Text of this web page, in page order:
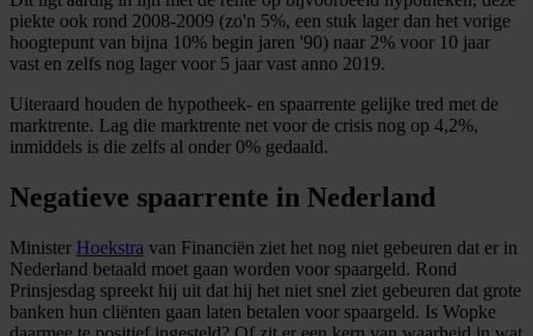
piekte ook rond 2008-2009 (zo'n 5%, een stuk lager dan het vorige
hoogtepunt van bijna 10% begin jaren '90) naar 2% voor 10 jaar
vast en zelfs nog lager voor 5 jaar vast anno 2019.
Uiteraard houden de hypotheek- en spaarrente gelijke tred met de
marktrente. Lag die marktrente net voor de crisis nog op 4,2%,
inmiddels is die zelfs al onder 0% gedaald.
Negatieve spaarrente in Nederland
Minister Hoekstra van Financiën ziet het nog niet gebeuren dat er in
Nederland betaald moet gaan worden voor spaargeld. Rond
Prinsjesdag spreekt hij uit dat hij het niet snel ziet gebeuren dat grote
banken hun cliënten gaan laten betalen voor spaargeld. Is Wopke